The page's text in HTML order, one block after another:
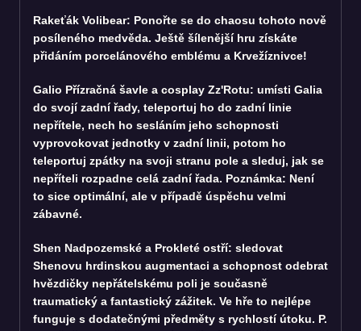
Rakeťák Volibear: Ponořte se do chaosu tohoto nově
posíleného medvěda. Ještě šílenější hru získáte
přidáním porcelánového emblému a Krvežíznivce!
Galio Přízračná šavle a cosplay Zz'Rotu: umísti Galia
do svojí zadní řady, teleportuj ho do zadní linie
nepřítele, nech ho sesláním jeho schopnosti
vyprovokovat jednotky v zadní linii, potom ho
teleportuj zpátky na svoji stranu pole a sleduj, jak se
nepříteli rozpadne celá zadní řada. Poznámka: Není
to sice optimální, ale v případě úspěchu velmi
zábavné.
Shen Nadpozemské a Prokleté ostří: sledovat
Shenovu hrdinskou augmentaci a schopnost odebrat
hvězdičky nepřátelskému poli je současně
traumatický a fantastický zážitek. Ve hře to nejlépe
funguje s dodatečnými předměty s rychlostí útoku. P.